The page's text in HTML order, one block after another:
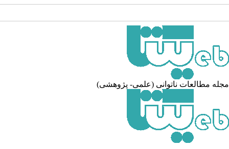
مطالعات ناتوانی (علمی- پژوهشی)